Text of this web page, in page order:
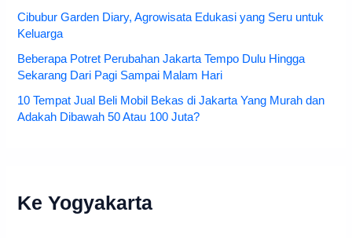
Cibubur Garden Diary, Agrowisata Edukasi yang Seru untuk
Keluarga
Beberapa Potret Perubahan Jakarta Tempo Dulu Hingga
Sekarang Dari Pagi Sampai Malam Hari
10 Tempat Jual Beli Mobil Bekas di Jakarta Yang Murah dan
Adakah Dibawah 50 Atau 100 Juta?
Ke Yogyakarta